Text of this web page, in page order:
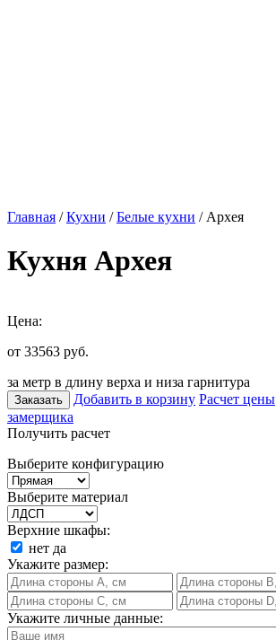
Главная /Кухни /Белые кухни / Архея
Кухня Архея
Цена:
от 33563 руб.
за метр в длину верха и низа гарнитура
Заказать Добавить в корзину Расчет цены
замерщика
Получить расчет
Выберите конфигурацию
Выберите материал
Верхние шкафы:
нет да
Укажите размер:
Укажите личные данные: